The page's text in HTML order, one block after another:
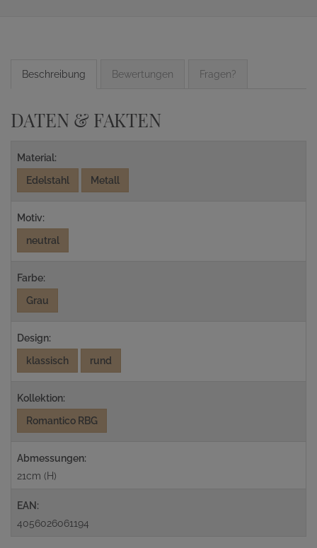
Beschreibung Bewertungen Fragen?
DATEN & FAKTEN
Material:
Edelstahl
Metall
Motiv:
neutral
Farbe:
Grau
Design:
klassisch
rund
Kollektion:
Romantico RBG
Abmessungen:
21cm (H)
EAN:
4056026061194